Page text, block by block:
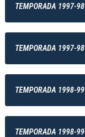
TEMPORADA 1997-98
TEMPORADA 1997-98
TEMPORADA 1998-99
TEMPORADA 1998-99